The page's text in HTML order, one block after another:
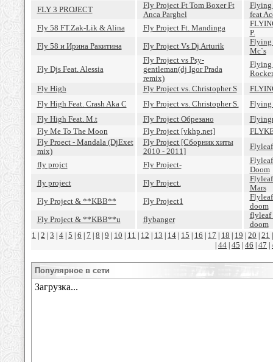
FLY 3 PROJECT
Fly Project Ft Tom Boxer Ft
Anca Parghel
Flying
feat
Fly 58 FT.Zak-Lik & Alina
Fly Project Ft. Mandinga
P.
Fly 58 и Ирина Ракитина
Fly Project Vs Dj Arturik
Flying
Mc`s
Fly Djs Feat. Alessia
Fly Project vs Psy-
gentleman(dj Igor Prada
remix)
Flying
Fly High
Fly Project vs. Christopher S
Fly High Feat. Crash Aka C
Fly Project vs. Christopher S.
Flying
Fly High Feat. M.t
Fly Project Обрезано
Fly Me To The Moon
Fly Project [vkhp.net]
Fly Proect - Mandala (DjExet
mix)
Fly Project [Сборник хиты
2010 - 2011]
Flyleaf
fly projct
Fly Project-
Doom
fly project
Fly Project.
Mars
Fly Project & **KBB**
Fly Project1
doom
Fly Project & **KBB**u
flybanger
flyleaf
doom
1 2 3 4 5 6 7 8 9 10 11 12 13 14 15 16 17 18 19 20 21
44 45 46 47
Популярное в сети